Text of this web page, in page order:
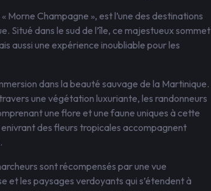
Morne Champagne », est l’une des destinations
Situé dans le sud de l’île, ce majestueux sommet
aussi une expérience inoubliable pour les
dans la beauté sauvage de la Martinique.
une végétation luxuriante, les randonneurs
une flore et une faune uniques à cette
des fleurs tropicales accompagnent
sont récompensés par une vue
et les paysages verdoyants qui s’étendent à